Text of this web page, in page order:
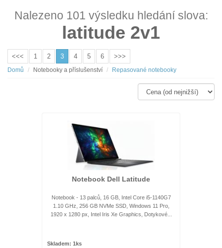
Nalezeno 101 výsledku hledání slova:
latitude 2v1
<<< 1 2 3 4 5 6 >>>
Domů Notebooky a příslušenství Repasované notebooky
Notebook Dell Latitude
Notebook - 13 palců, 16 GB, Intel Core i5-1140G7
1.10 GHz, 256 GB NVMe SSD, Windows 11 Pro,
1920 x 1280 px, Intel Iris Xe Graphics, Dotykové...
Skladem: 1ks